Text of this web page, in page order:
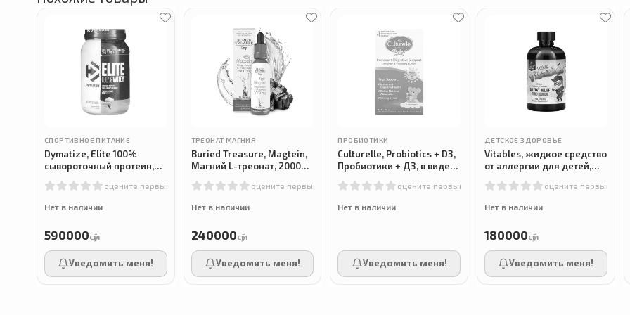
СПОРТИВНОЕ ПИТАНИЕ
Dymatize, Elite 100%
сывороточный протеин,
оцените первым
Нет в наличии
590000сӯм
Уведомить меня!
ТРЕОНАТ МАГНИЯ
Buried Treasure, Magtein,
Магний L-треонат, 2000
оцените первым
Нет в наличии
240000сӯм
Уведомить меня!
ПРОБИОТИКИ
Culturelle, Probiotics + D3,
Пробиотики + Д3, в виде
12 месяцев, 9млоцените первым
Нет в наличии
Уведомить меня!
ДЕТСКОЕ ЗДОРОВЬЕ
Vitables, жидкое средство
от аллергии для детей,
винограда, 118 мл (4оцените первым
Нет в наличии
180000сӯм
Уведомить меня!